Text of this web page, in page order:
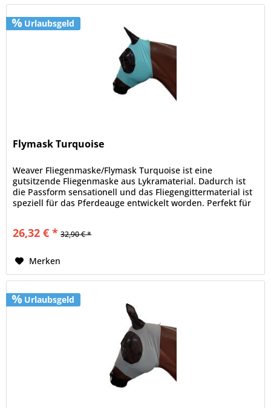
Urlaubsgeld
Flymask Turquoise
Weaver Fliegenmaske/Flymask Turquoise ist eine
gutsitzende Fliegenmaske aus Lykramaterial. Dadurch ist
die Passform sensationell und das Fliegengittermaterial ist
speziell für das Pferdeauge entwickelt worden. Perfekt für
26,32 € * 32,90 € *
Merken
Urlaubsgeld